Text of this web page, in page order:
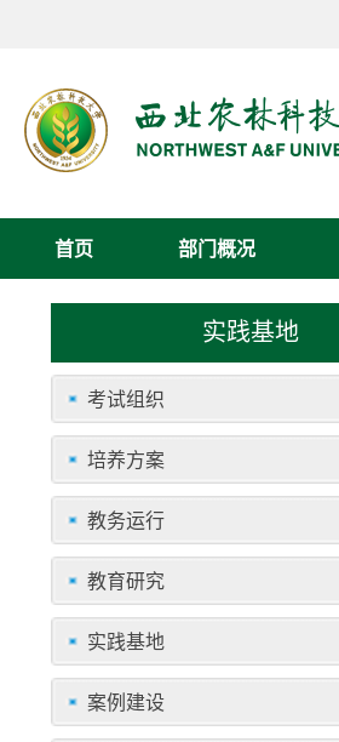
首页 部门概况
实践基地
考试组织
培养方案
教务运行
教育研究
实践基地
案例建设